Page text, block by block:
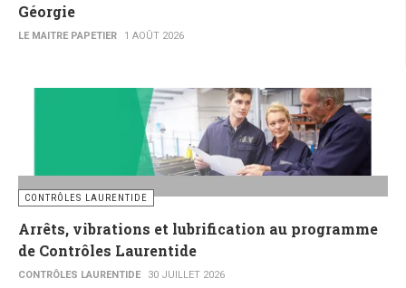
Géorgie
LE MAITRE PAPETIER 1 AOÛT 2026
CONTRÔLES LAURENTIDE
Arrêts, vibrations et lubrification au programme
de Contrôles Laurentide
CONTRÔLES LAURENTIDE 30 JUILLET 2026